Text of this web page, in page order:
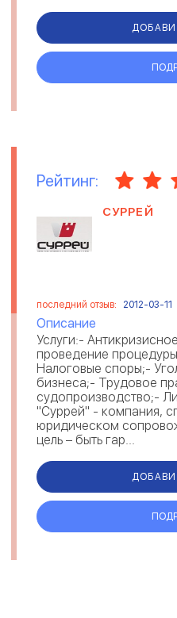
Рейтинг:
СУРРЕЙ
последний отзыв: 2012-03-11
Описание
Услуги:-
проведение
Налоговые споры;-
бизнеса;- Трудовое
судопроизводство;-
"Суррей" - компания,
юридическом
цель – быть гар...